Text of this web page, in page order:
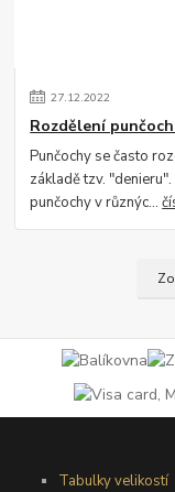
27.12.2022
Rozdělení
Punčochy se často
základě tzv.
punčochy v různýc...
Tabulky velikostí